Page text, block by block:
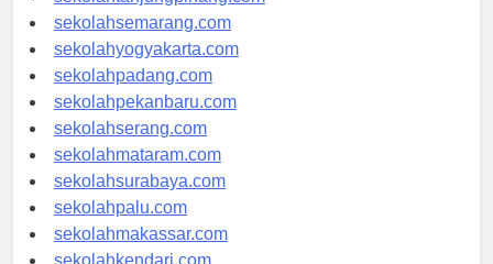
sekolahtanjungpinang.com
sekolahsemarang.com
sekolahyogyakarta.com
sekolahpadang.com
sekolahpekanbaru.com
sekolahserang.com
sekolahmataram.com
sekolahsurabaya.com
sekolahpalu.com
sekolahmakassar.com